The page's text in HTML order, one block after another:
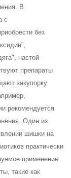
В
с
без
настой
препараты
закупорку
рекомендуется
Один из
шишки на
практически
применение
такие как